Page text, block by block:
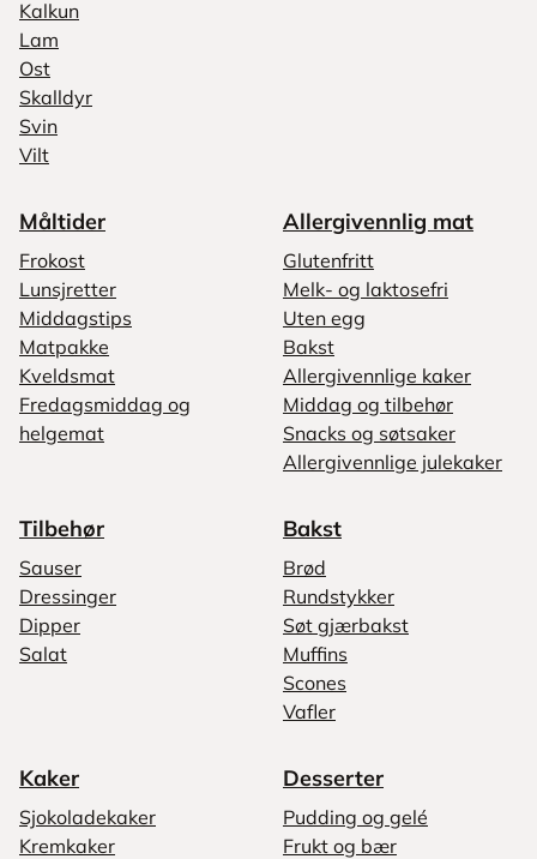
Kalkun
Lam
Ost
Skalldyr
Svin
Vilt
Måltider
Frokost
Lunsjretter
Middagstips
Matpakke
Kveldsmat
Fredagsmiddag og
helgemat
Allergivennlig mat
Glutenfritt
Melk- og laktosefri
Uten egg
Bakst
Allergivennlige kaker
Middag og tilbehør
Snacks og søtsaker
Allergivennlige julekaker
Tilbehør
Sauser
Dressinger
Dipper
Salat
Bakst
Brød
Rundstykker
Søt gjærbakst
Muffins
Scones
Vafler
Kaker
Sjokoladekaker
Kremkaker
Desserter
Pudding og gelé
Frukt og bær